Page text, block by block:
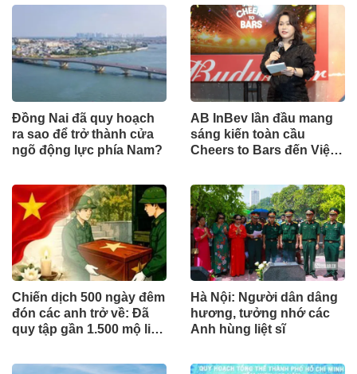
Đồng Nai đã quy hoạch
ra sao để trở thành cửa
ngõ động lực phía Nam?
AB InBev lần đầu mang
sáng kiến toàn cầu
Cheers to Bars đến Việt
Chiến dịch 500 ngày đêm
đón các anh trở về: Đã
quy tập gần 1.500 mộ liệt
Hà Nội: Người dân dâng
hương, tưởng nhớ các
Anh hùng liệt sĩ